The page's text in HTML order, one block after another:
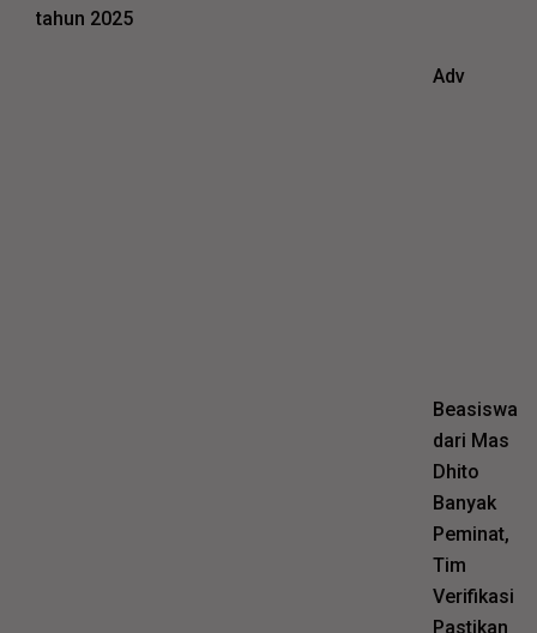
tahun 2025
Adv
Beasiswa
dari Mas
Dhito
Banyak
Peminat,
Tim
Verifikasi
Pastikan